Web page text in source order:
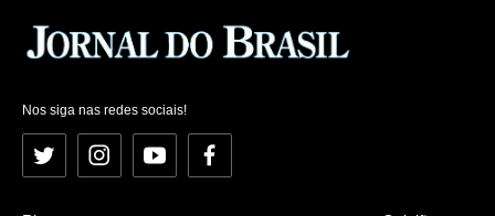
Nos siga nas redes sociais!
Twitter InstagramYouTubeFacebook